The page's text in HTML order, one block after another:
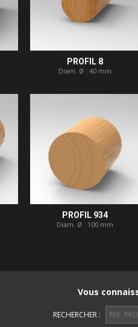
PROFIL 8
Diam. Ø : 40 mm
PROFIL 934
Diam. Ø : 100 mm
Vous
RECHERCHER :